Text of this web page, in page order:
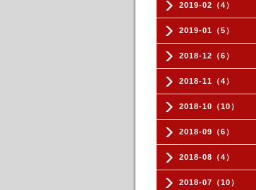
2019-02（4）
2019-01（5）
2018-12（6）
2018-11（4）
2018-10（10）
2018-09（6）
2018-08（4）
2018-07（10）